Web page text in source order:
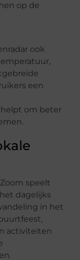
op de
ook
een
om beter
speelt
dagelijks
in het
activiteiten